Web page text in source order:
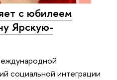
с юбилеем
Ярскую-
социальной интеграции